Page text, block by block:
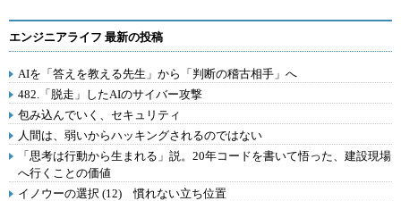
エンジニアライフ 最新の投稿
AIを「答えを教える先生」から「判断の稽古相手」へ
482.「脱走」したAIのサイバー攻撃
包み込んでいく、セキュリティ
人間は、弱いからハッキングされるのではない
「思考は行動から生まれる」説。20年コードを書いて悟った、建設現場
へ行くことの価値
イノウーの選択 (12) 慣れない立ち位置